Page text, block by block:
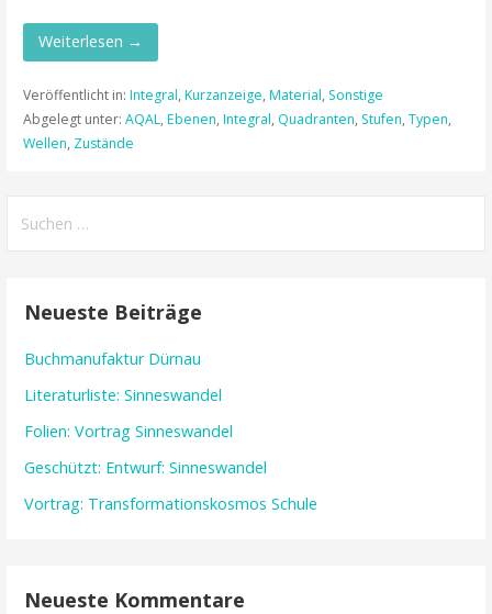
Weiterlesen →
Veröffentlicht in: Integral, Kurzanzeige, Material, Sonstige
Abgelegt unter: AQAL, Ebenen, Integral, Quadranten, Stufen, Typen,
Wellen, Zustände
nach:
Neueste Beiträge
Buchmanufaktur Dürnau
Literaturliste: Sinneswandel
Folien: Vortrag Sinneswandel
Geschützt: Entwurf: Sinneswandel
Vortrag: Transformationskosmos Schule
Neueste Kommentare